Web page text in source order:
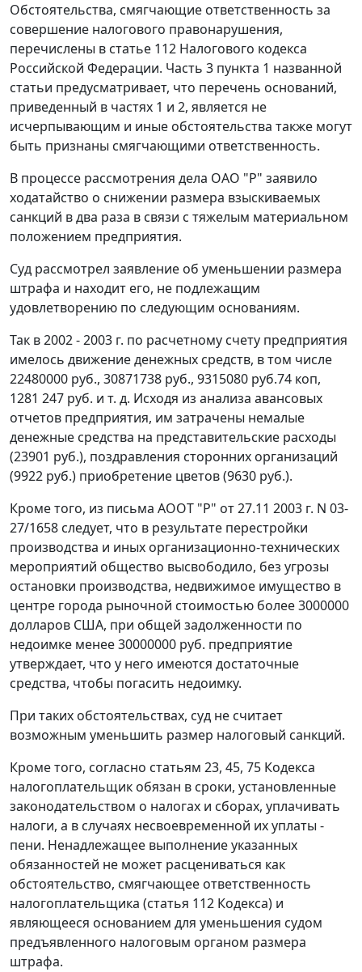
Обстоятельства, смягчающие ответственность за
совершение налогового правонарушения,
перечислены в статье 112 Налогового кодекса
Российской Федерации. Часть 3 пункта 1 названной
статьи предусматривает, что перечень оснований,
приведенный в частях 1 и 2, является не
исчерпывающим и иные обстоятельства также могут
быть признаны смягчающими ответственность.
В процессе рассмотрения дела ОАО "Р" заявило
ходатайство о снижении размера взыскиваемых
санкций в два раза в связи с тяжелым материальном
положением предприятия.
Суд рассмотрел заявление об уменьшении размера
штрафа и находит его, не подлежащим
удовлетворению по следующим основаниям.
Так в 2002 - 2003 г. по расчетному счету предприятия
имелось движение денежных средств, в том числе
22480000 руб., 30871738 руб., 9315080 руб.74 коп,
1281 247 руб. и т. д. Исходя из анализа авансовых
отчетов предприятия, им затрачены немалые
денежные средства на представительские расходы
(23901 руб.), поздравления сторонних организаций
(9922 руб.) приобретение цветов (9630 руб.).
Кроме того, из письма АООТ "Р" от 27.11 2003 г. N 03-
27/1658 следует, что в результате перестройки
производства и иных организационно-технических
мероприятий общество высвободило, без угрозы
остановки производства, недвижимое имущество в
центре города рыночной стоимостью более 3000000
долларов США, при общей задолженности по
недоимке менее 30000000 руб. предприятие
утверждает, что у него имеются достаточные
средства, чтобы погасить недоимку.
При таких обстоятельствах, суд не считает
возможным уменьшить размер налоговый санкций.
Кроме того, согласно статьям 23, 45, 75 Кодекса
налогоплательщик обязан в сроки, установленные
законодательством о налогах и сборах, уплачивать
налоги, а в случаях несвоевременной их уплаты -
пени. Ненадлежащее выполнение указанных
обязанностей не может расцениваться как
обстоятельство, смягчающее ответственность
налогоплательщика (статья 112 Кодекса) и
являющееся основанием для уменьшения судом
предъявленного налоговым органом размера
штрафа.